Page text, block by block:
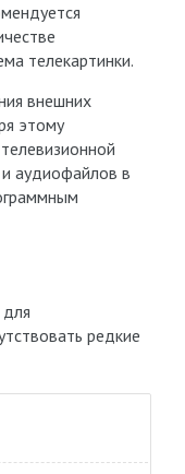
телекартинки.
внешних
этому
аудиофайлов в
редкие